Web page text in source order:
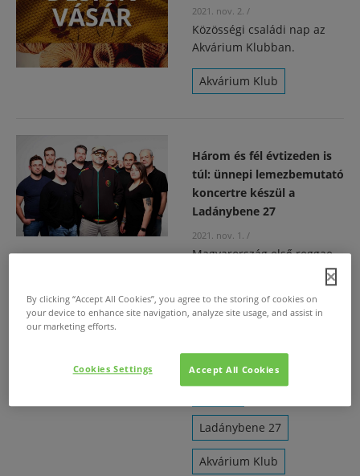
2021. nov. 2. /
Közösségi családi nap az
Akvárium Klubban.
Akvárium Klub
Három és fél évtizeden is
túl: ünnepi lemezbemutató
koncertre készül a
Ladánybene 27
2021. nov. 1. /
Magyarország első reggae
zenekara, a Ladánybene 27
születésnapját, de a
Ladánybene 27
Akvárium Klub
By clicking “Accept All Cookies”, you agree to the storing of cookies on
your device to enhance site navigation, analyze site usage, and assist in
our marketing efforts.
Accept All Cookies
Cookies Settings